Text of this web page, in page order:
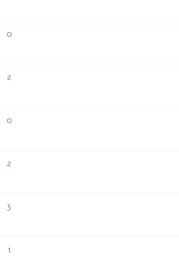
0
2
0
2
3
1